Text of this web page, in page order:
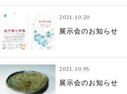
2021.10.20
展示会のお知らせ
2021.10.05
展示会のお知らせ